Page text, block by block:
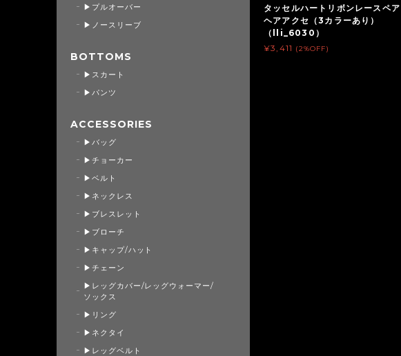
タッセルハートリボンレースペア
ヘアアクセ（3カラーあり）
（lli_6030）
¥3,411 (2%OFF)
▶プルオーバー
▶ノースリーブ
BOTTOMS
▶スカート
▶パンツ
ACCESSORIES
▶バッグ
▶チョーカー
▶ベルト
▶ネックレス
▶ブレスレット
▶ブローチ
▶キャップ/ハット
▶チェーン
▶レッグカバー/レッグウォーマー/
ソックス
▶リング
▶ネクタイ
▶レッグベルト